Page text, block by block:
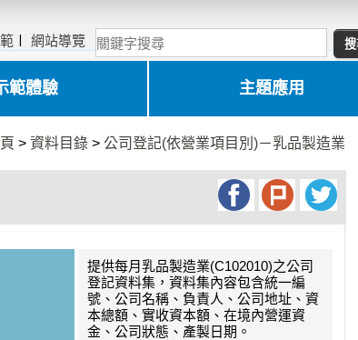
〡網站導覽
範體驗 主題應用
>資料目錄 >公司登記(依營業項目別)－乳品製造業
提供每月乳品製造業(C102010)之公司
登記資料集，資料集內容包含統一編
號、公司名稱、負責人、公司地址、資
本總額、實收資本額、在境內營運資
金、公司狀態、產製日期。